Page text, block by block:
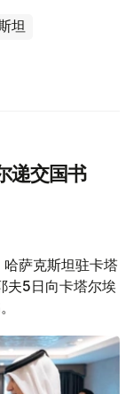
坦
递交国书
萨克斯坦驻卡塔
夫5日向卡塔尔埃